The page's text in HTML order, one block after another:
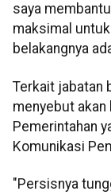
saya
maksimal
belakangnya
Terkait jabatan
menyebut
Pemerintahan
Komunikasi
"Persisnya